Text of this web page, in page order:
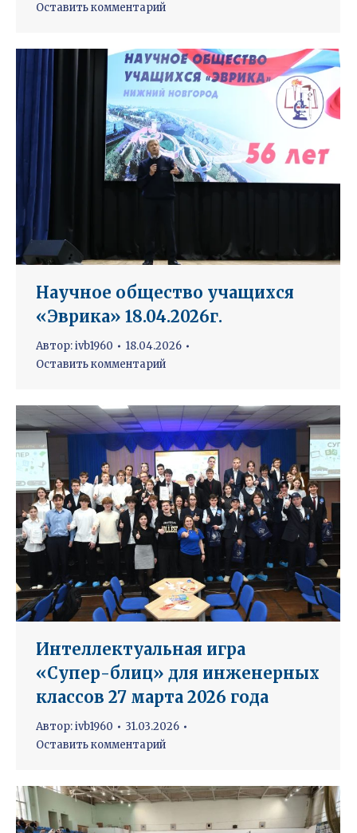
Оставить комментарий
Научное общество учащихся
«Эврика» 18.04.2026г.
Автор:ivb1960
18.04.2026
Оставить комментарий
Интеллектуальная игра
«Супер-блиц» для инженерных
классов 27 марта 2026 года
Автор:ivb1960
31.03.2026
Оставить комментарий